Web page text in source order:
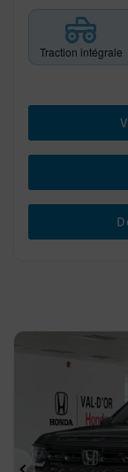
Traction intégrale